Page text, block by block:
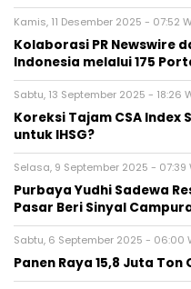
Kamis, 11 Desember 2025 - 07:52
Kolaborasi PR Newswire
Indonesia melalui 175
Sabtu, 13 September 2025 - 18:26
Koreksi Tajam CSA
untuk IHSG?
Selasa, 9 September 2025 - 07:39
Purbaya Yudhi Sadewa
Pasar Beri Sinyal
Sabtu, 6 September 2025 - 06:00
Panen Raya 15,8 Juta